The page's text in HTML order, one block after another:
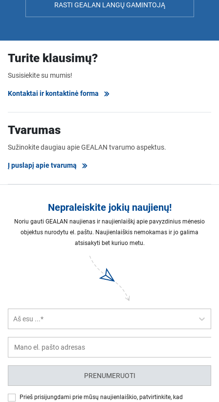
RASTI GEALAN LANGŲ GAMINTOJĄ
Turite klausimų?
Susisiekite su mumis!
Kontaktai ir kontaktinė forma
Tvarumas
Sužinokite daugiau apie GEALAN tvarumo aspektus.
Į puslapį apie tvarumą
Nepraleiskite jokių naujienų!
Noriu gauti GEALAN naujienas ir naujienlaiškį apie pavyzdinius mėnesio
objektus nurodytu el. paštu. Naujienlaiškis nemokamas ir jo galima
atsisakyti bet kuriuo metu.
Aš esu ...*
PRENUMERUOTI
Prieš prisijungdami prie mūsų naujienlaiškio, patvirtinkite, kad